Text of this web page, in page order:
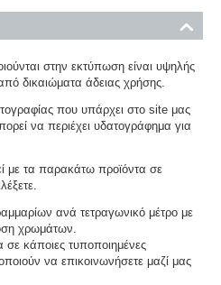
στην εκτύπωση είναι υψηλής
δικαιώματα άδειας χρήσης.
που υπάρχει στο site μας
να περιέχει υδατογράφημα για
με τα παρακάτω προϊόντα σε
ανά τετραγωνικό μέτρο με
χρωμάτων.
σε κάποιες τυποποιημένες
να επικοινωνήσετε μαζί μας